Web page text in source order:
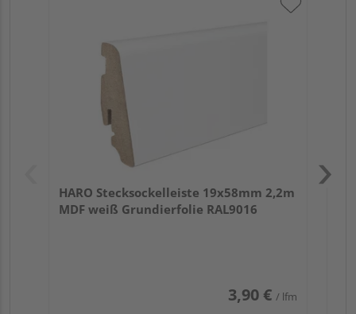
HARO Stecksockelleiste 19x58mm 2,2m
MDF weiß Grundierfolie RAL9016
3,90 € / lfm